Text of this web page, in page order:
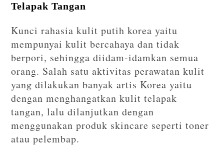
Telapak Tangan
Kunci rahasia kulit putih korea yaitu
mempunyai kulit bercahaya dan tidak
berpori, sehingga diidam-idamkan semua
orang. Salah satu aktivitas perawatan kulit
yang dilakukan banyak artis Korea yaitu
dengan menghangatkan kulit telapak
tangan, lalu dilanjutkan dengan
menggunakan produk skincare seperti toner
atau pelembap.